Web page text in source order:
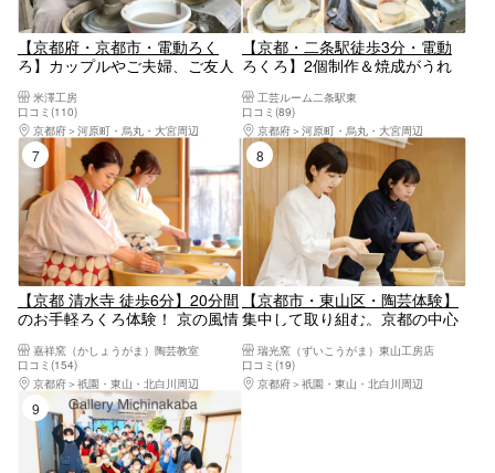
【京都府・京都市・電動ろく
ろ】カップルやご夫婦、ご友人
西陣の町家で体験（茶碗など1
個）
米澤工房
口コミ(110)
京都府
河原町・烏丸・大宮周辺
【京都・二条駅徒歩3分・電動
ろくろ】2個制作＆焼成がうれ
分）工芸ルーム二条駅東
口コミ(89)
京都府
河原町・烏丸・大宮周辺
7位
【京都 清水寺 徒歩6分】20分間
のお手軽ろくろ体験！ 京の風情
嘉祥窯（かしょうがま）陶芸教室
口コミ(154)
京都府
祇園・東山・北白川周辺
8位
【京都市・東山区・陶芸体験】
集中して取り組む。京都の中心
瑞光窯（ずいこうがま）東山工房店
口コミ(19)
京都府
祇園・東山・北白川周辺
9位